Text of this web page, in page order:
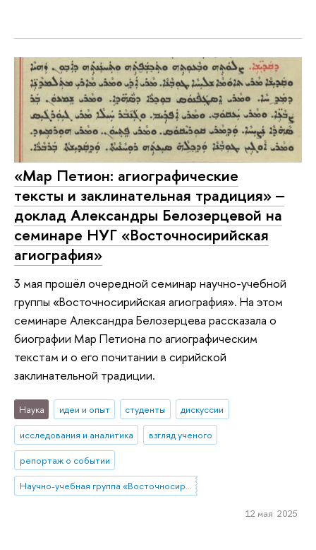
«Мар Петион: агиографические
тексты и заклинательная традиция» ‒
доклад Александры Белозерцевой на
семинаре НУГ «Восточносирийская
агиография»
3 мая прошёл очередной семинар научно-учебной
группы «Восточносирийская агиография». На этом
семинаре Александра Белозерцева рассказала о
биографии Мар Петиона по агиографическим
текстам и о его почитании в сирийской
заклинательной традиции.
Наука идеи и опыт студенты
дискуссии
исследования и аналитика
взгляд ученого
репортаж о событии
Научно-учебная группа «Восточносирийская агиография»
12 мая 2025